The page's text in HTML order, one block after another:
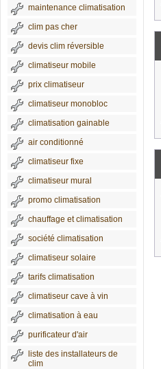
maintenance climatisation
clim pas cher
devis clim réversible
climatiseur mobile
prix climatiseur
climatiseur monobloc
climatisation gainable
air conditionné
climatiseur fixe
climatiseur mural
promo climatisation
chauffage et climatisation
société climatisation
climatiseur solaire
tarifs climatisation
climatiseur cave à vin
climatisation à eau
purificateur d'air
liste des installateurs de
clim